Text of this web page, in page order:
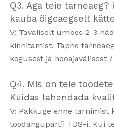
Q3. Aga teie tarneaeg?
kauba õigeaegselt
V: Tavaliselt umbes 2-3
kinnitamist. Täpne
kogusest ja hooajavälisest
Q4. Mis on teie
Kuidas lahendada
V: Pakkuge enne tarnimist
toodangupartii TDS-i. Kui